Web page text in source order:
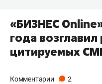
«БИЗНЕС
года
цитируемых
Комментарии 2